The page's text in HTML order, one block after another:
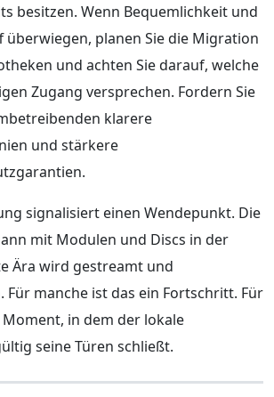
besitzen. Wenn Bequemlichkeit und
planen Sie die Migration
und achten Sie darauf, welche
Zugang versprechen. Fordern Sie
klarere
und stärkere
signalisiert einen Wendepunkt. Die
mit Modulen und Discs in der
Ära wird gestreamt und
Für manche ist das ein Fortschritt. Für
in dem der lokale
seine Türen schließt.